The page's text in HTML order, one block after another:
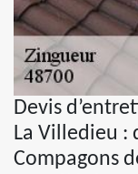
Devis
La Villedieu :
Compagons